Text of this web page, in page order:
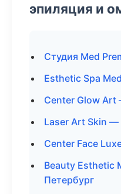
эпиляция и
Студия Med
Esthetic Spa
Center Glow
Laser Art Skin
Center Face
Beauty Esthetic
Петербург